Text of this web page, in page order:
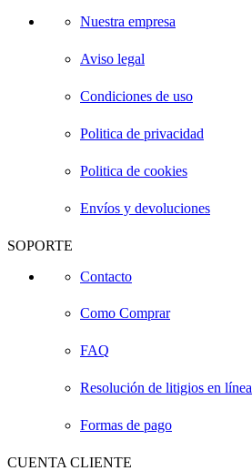
Nuestra empresa
Aviso legal
Condiciones de uso
Politica de privacidad
Politica de cookies
Envíos y devoluciones
SOPORTE
Contacto
Como Comprar
FAQ
Resolución de litigios en línea
Formas de pago
CUENTA CLIENTE